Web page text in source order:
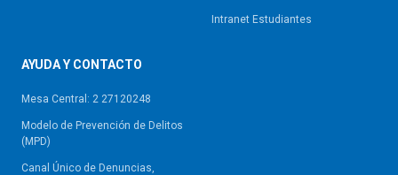
Intranet Estudiantes
AYUDA Y CONTACTO
Mesa Central: 2 27120248
Modelo de Prevención de Delitos
(MPD)
Canal Único de Denuncias,